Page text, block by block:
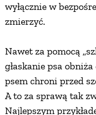
wyłącznie w
zmierzyć.
Nawet za pomocą
głaskanie psa
psem chroni przed
A to za sprawą tak
Najlepszym